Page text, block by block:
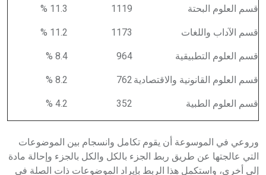
قسم العلوم البحتة 1119
11.3 %
قسم الآداب واللغات 1173
11.2 %
قسم العلوم التطبيقية 964
8.4 %
قسم العلوم القانونية والاقتصادية 762
8.2 %
قسم العلوم الطبية 352
4.2 %
وروعي في الموسوعة أن يقوم تكامل وانسجام بين الموضوعات
التي عالجتها عن طريق ربط الجزء بالكل والكل بالجزء وإحالة مادة
إلى أخرى، واستكمل هذا الربط بإيراد الموضوعات ذات الصلة في